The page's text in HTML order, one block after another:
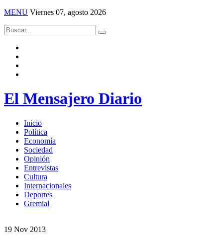
MENU Viernes 07, agosto 2026
El Mensajero Diario
Inicio
Política
Economía
Sociedad
Opinión
Entrevistas
Cultura
Internacionales
Deportes
Gremial
19 Nov 2013